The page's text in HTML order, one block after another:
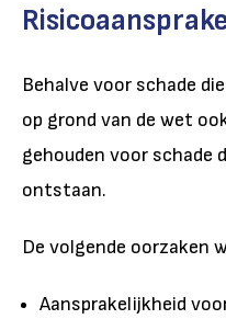
Behalve voor schade
op grond van de wet
gehouden voor schade
ontstaan.
De volgende oorzaken
Aansprakelijkheid